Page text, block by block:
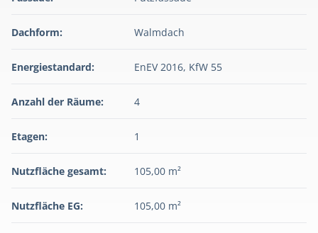
Dachform: Walmdach
Energiestandard: EnEV 2016, KfW 55
Anzahl der Räume: 4
Etagen: 1
Nutzfläche gesamt: 105,00 m²
Nutzfläche EG: 105,00 m²